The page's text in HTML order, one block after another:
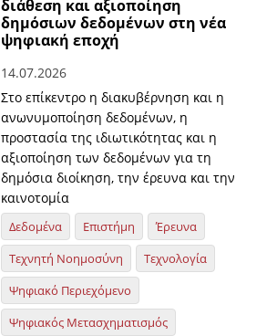
διάθεση και αξιοποίηση
δημόσιων δεδομένων στη νέα
ψηφιακή εποχή
14.07.2026
Στο επίκεντρο η διακυβέρνηση και η
ανωνυμοποίηση δεδομένων, η
προστασία της ιδιωτικότητας και η
αξιοποίηση των δεδομένων για τη
δημόσια διοίκηση, την έρευνα και την
καινοτομία
Δεδομένα Επιστήμη
Έρευνα
Τεχνητή Νοημοσύνη
Τεχνολογία
Ψηφιακό Περιεχόμενο
Ψηφιακός Μετασχηματισμός